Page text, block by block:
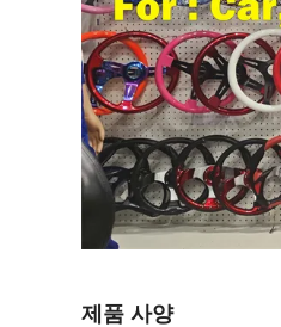
제품 사양